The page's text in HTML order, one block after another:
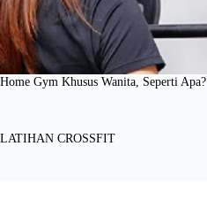
Home Gym Khusus Wanita, Seperti Apa?
LATIHAN CROSSFIT